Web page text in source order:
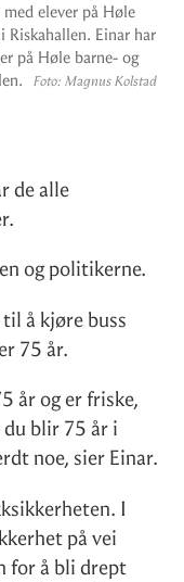
elever på Høle
Riskahallen. Einar har
på Høle barne- og
Foto:Magnus Kolstad
de alle
og politikerne.
å kjøre buss
75 år.
år og er friske,
du blir 75 år i
noe, sier Einar.
I
på vei
for å bli drept